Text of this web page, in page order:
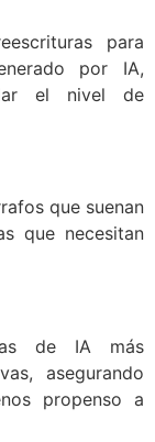
para
por IA,
el nivel de
que suenan
que necesitan
de IA más
asegurando
propenso a